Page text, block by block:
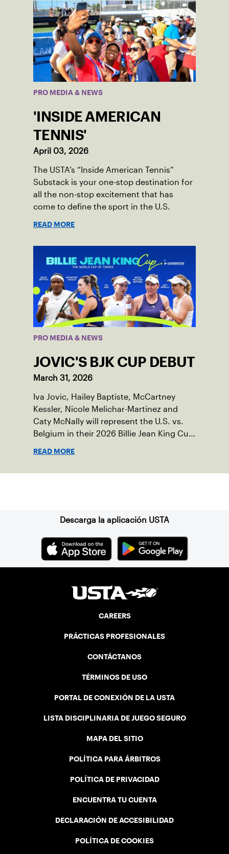
PRO MEDIA & NEWS
'INSIDE AMERICAN
TENNIS'
April 03, 2026
The USTA’s “Inside American Tennis”
Substack is your one-stop destination for
all the non-stop excitement that has
come to define the sport in the U.S.
READ MORE
PRO MEDIA & NEWS
JOVIC'S BJK CUP DEBUT
March 31, 2026
Iva Jovic, Hailey Baptiste, McCartney
Kessler, Nicole Melichar-Martinez and
Caty McNally will represent the U.S. vs.
Belgium in their 2026 Billie Jean King Cup
READ MORE
Descarga la aplicación USTA
CAREERS
PRÁCTICAS PROFESIONALES
CONTÁCTANOS
TÉRMINOS DE USO
PORTAL DE CONEXIÓN DE LA USTA
LISTA DISCIPLINARIA DE JUEGO SEGURO
MAPA DEL SITIO
POLÍTICA PARA ÁRBITROS
POLÍTICA DE PRIVACIDAD
ENCUENTRA TU CUENTA
DECLARACIÓN DE ACCESIBILIDAD
POLÍTICA DE COOKIES